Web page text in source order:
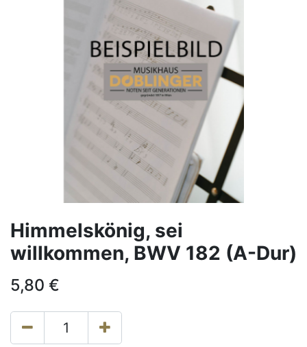
Himmelskönig, sei
willkommen, BWV 182 (A-Dur)
5,80 €